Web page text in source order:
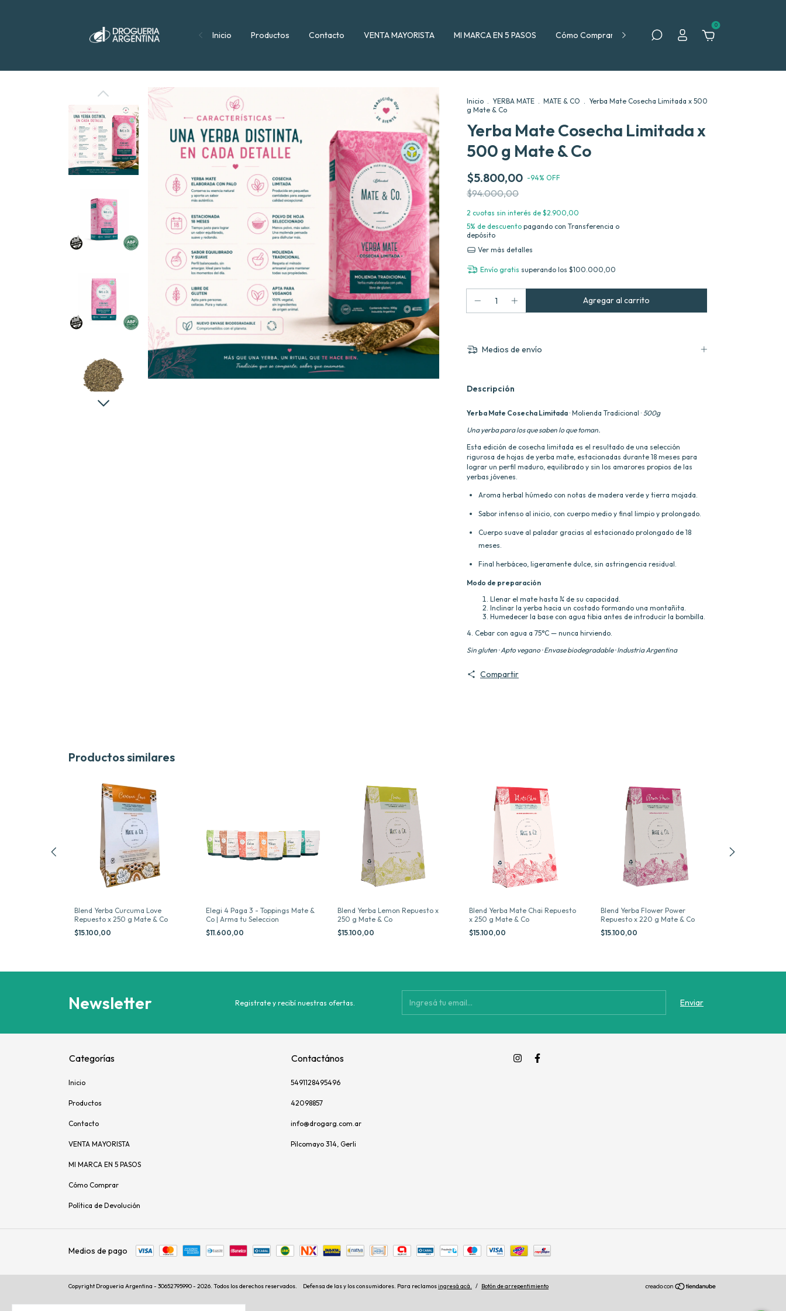
Inicio Productos Contacto VENTA MAYORISTA MI MARCA EN 5 PASOS Cómo Comprar Política de Devolución
0
Inicio . YERBA MATE . MATE & CO . Yerba Mate Cosecha Limitada x 500
g Mate & Co
Yerba Mate Cosecha Limitada x
500 g Mate & Co
$5.800,00 -94% OFF
$94.000,00
2 cuotas sin interés de $2.900,00
5% de descuento pagando con Transferencia o
depósito
Ver más detalles
Envío gratis superando los $100.000,00
Medios de envío
Descripción
Yerba Mate Cosecha Limitada · Molienda Tradicional · 500g
Una yerba para los que saben lo que toman.
Esta edición de cosecha limitada es el resultado de una selección
rigurosa de hojas de yerba mate, estacionadas durante 18 meses para
lograr un perfil maduro, equilibrado y sin los amarores propios de las
yerbas jóvenes.
Aroma herbal húmedo con notas de madera verde y tierra mojada.
Sabor intenso al inicio, con cuerpo medio y final limpio y prolongado.
Cuerpo suave al paladar gracias al estacionado prolongado de 18
meses.
Final herbáceo, ligeramente dulce, sin astringencia residual.
Modo de preparación
Llenar el mate hasta ¾ de su capacidad.
Inclinar la yerba hacia un costado formando una montañita.
Humedecer la base con agua tibia antes de introducir la bombilla.
4. Cebar con agua a 75°C — nunca hirviendo.
Sin gluten · Apto vegano · Envase biodegradable · Industria Argentina
Compartir
Productos similares
Blend Yerba Curcuma Love
Repuesto x 250 g Mate & Co
$15.100,00
Elegi 4 Paga 3 - Toppings Mate &
Co | Arma tu Seleccion
$11.600,00
Blend Yerba Lemon Repuesto x
250 g Mate & Co
$15.100,00
Blend Yerba Mate Chai Repuesto
x 250 g Mate & Co
$15.100,00
Blend Yerba Flower Power
Repuesto x 220 g Mate & Co
$15.100,00
Newsletter Registrate y recibí nuestras ofertas.
Categorías
Inicio
Productos
Contacto
VENTA MAYORISTA
MI MARCA EN 5 PASOS
Cómo Comprar
Política de Devolución
Contactános
5491128495496
42098857
info@drogarg.com.ar
Pilcomayo 314, Gerli
Medios de pago
Copyright Drogueria Argentina - 30652795990 - 2026. Todos los derechos reservados. Defensa de las y los consumidores. Para reclamosingresá acá. / Botón de arrepentimiento